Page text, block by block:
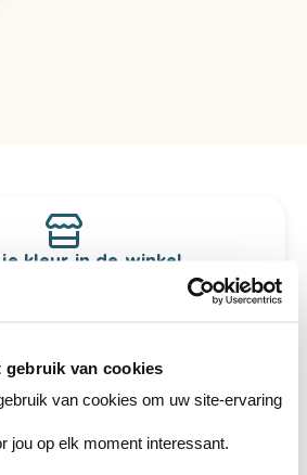
gebruik van cookies
van cookies om uw site-ervaring
jou op elk moment interessant.
je kleur in de winkel
stalen van je
advies om kleuren te